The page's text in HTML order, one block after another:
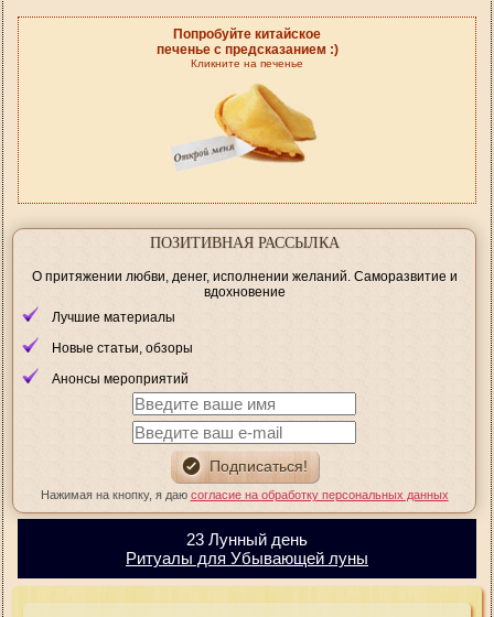
Попробуйте китайское
печенье с предсказанием :)
Кликните на печенье
ПОЗИТИВНАЯ РАССЫЛКА
О притяжении любви, денег, исполнении желаний. Саморазвитие и
вдохновение
Лучшие материалы
Новые статьи, обзоры
Анонсы мероприятий
Нажимая на кнопку, я даю согласие на обработку персональных данных
23 Лунный день
Ритуалы для Убывающей луны